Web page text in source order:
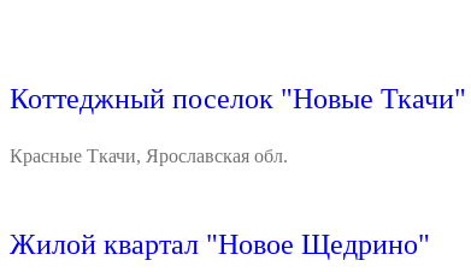
Коттеджный поселок "Новые Ткачи"
Красные Ткачи, Ярославская обл.
Жилой квартал "Новое Щедрино"